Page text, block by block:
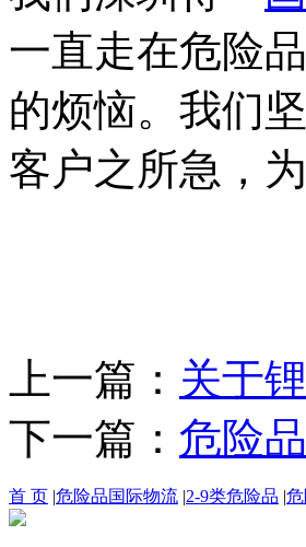
一直走在危险
的烦恼。我们
客户之所急，
上一篇： 关于
下一篇： 危险
首 页 |危险品国际物流 |2-9类危险品 |